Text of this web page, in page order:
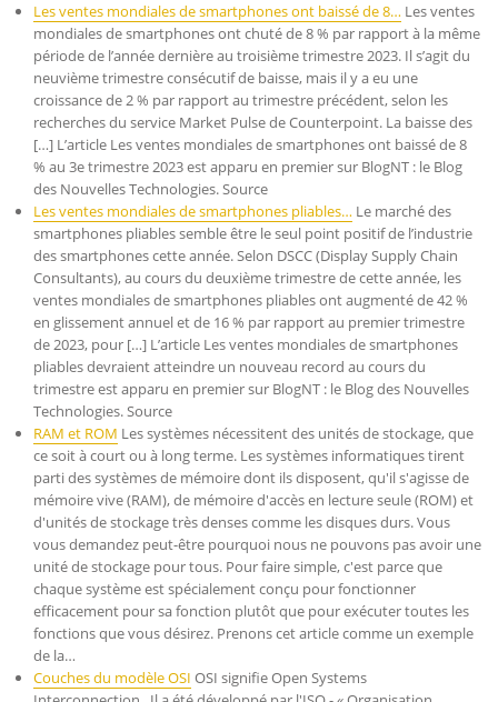
Les ventes mondiales de smartphones ont baissé de 8… Les ventes
mondiales de smartphones ont chuté de 8 % par rapport à la même
période de l’année dernière au troisième trimestre 2023. Il s’agit du
neuvième trimestre consécutif de baisse, mais il y a eu une
croissance de 2 % par rapport au trimestre précédent, selon les
recherches du service Market Pulse de Counterpoint. La baisse des
[…] L’article Les ventes mondiales de smartphones ont baissé de 8
% au 3e trimestre 2023 est apparu en premier sur BlogNT : le Blog
des Nouvelles Technologies. Source
Les ventes mondiales de smartphones pliables… Le marché des
smartphones pliables semble être le seul point positif de l’industrie
des smartphones cette année. Selon DSCC (Display Supply Chain
Consultants), au cours du deuxième trimestre de cette année, les
ventes mondiales de smartphones pliables ont augmenté de 42 %
en glissement annuel et de 16 % par rapport au premier trimestre
de 2023, pour […] L’article Les ventes mondiales de smartphones
pliables devraient atteindre un nouveau record au cours du
trimestre est apparu en premier sur BlogNT : le Blog des Nouvelles
Technologies. Source
RAM et ROM Les systèmes nécessitent des unités de stockage, que
ce soit à court ou à long terme. Les systèmes informatiques tirent
parti des systèmes de mémoire dont ils disposent, qu'il s'agisse de
mémoire vive (RAM), de mémoire d'accès en lecture seule (ROM) et
d'unités de stockage très denses comme les disques durs. Vous
vous demandez peut-être pourquoi nous ne pouvons pas avoir une
unité de stockage pour tous. Pour faire simple, c'est parce que
chaque système est spécialement conçu pour fonctionner
efficacement pour sa fonction plutôt que pour exécuter toutes les
fonctions que vous désirez. Prenons cet article comme un exemple
de la…
Couches du modèle OSI OSI signifie Open Systems